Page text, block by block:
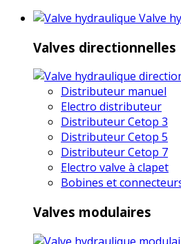
Valve
Valves directionnelles
Distributeur manuel
Electro distributeur
Distributeur Cetop 3
Distributeur Cetop 5
Distributeur Cetop 7
Electro valve à clapet
Bobines et
Valves modulaires